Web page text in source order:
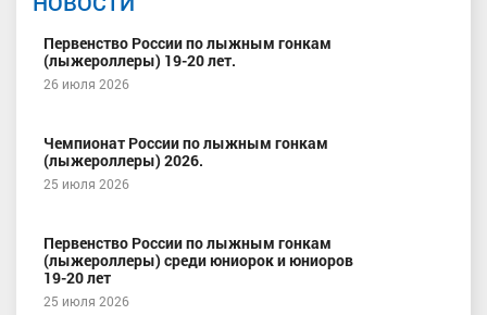
Первенство России по лыжным гонкам
(лыжероллеры) 19-20 лет.
26 июля 2026
Чемпионат России по лыжным гонкам
(лыжероллеры) 2026.
25 июля 2026
Первенство России по лыжным гонкам
(лыжероллеры) среди юниорок и юниоров
19-20 лет
25 июля 2026